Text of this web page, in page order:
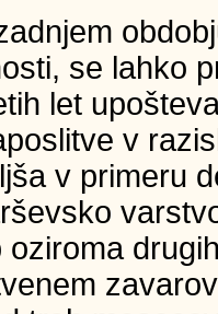
se lahko
let
v
v primeru
oziroma